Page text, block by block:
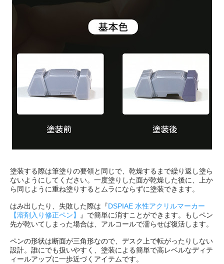
塗装する際は筆塗りの要領と同じで、乾燥するまで繰り返し塗ら
ないようにしてください。一度塗りした面が乾燥した後に、上か
ら同じように重ね塗りするとムラにならずに塗装できます。
はみ出したり、失敗した際は『DSPIAE 水性アクリルマーカー
【溶剤入り修正ペン】 』で簡単に消すことができます。もしペン
先が乾いてしまった場合は、アルコールで濡らせば復活します。
ペンの形状は断面が三角形なので、デスク上で転がったりしない
設計。誰にでも扱いやすく、塗装による簡単で高レベルなディテ
ィールアップに一歩近づくアイテムです。